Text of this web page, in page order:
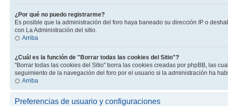
¿Por qué no puedo registrarme?
Es posible que la administración del foro haya baneado su dirección IP o
con La Administración del sitio.
Arriba
¿Cuál es la función de "Borrar todas las cookies del Sitio"?
"Borrar todas las cookies del Sitio" borra las cookies creadas por phpBB, las
seguimiento de la navegación del foro por el usuario si la administración ha
Arriba
Preferencias de usuario y configuraciones